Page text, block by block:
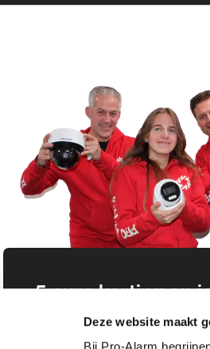
Bij Pro-Alarm
cookies meten we
5 euro korting op
Schrijf je direct in voor onze